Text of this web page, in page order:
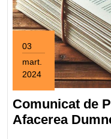
03
mart.
2024
martie
2024
Comunicat de
Afacerea